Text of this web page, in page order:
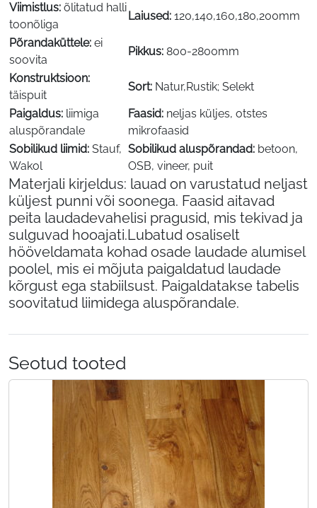
Viimistlus: õlitatud halli
toonõliga
Laiused: 120,140,160,180,200mm
Põrandaküttele: ei
soovita
Pikkus: 800-2800mm
Konstruktsioon:
täispuit
Sort: Natur,Rustik; Selekt
Paigaldus: liimiga
aluspõrandale
Faasid: neljas küljes, otstes
mikrofaasid
Sobilikud liimid: Stauf,
Wakol
Sobilikud aluspõrandad: betoon,
OSB, vineer, puit
Materjali kirjeldus: lauad on varustatud neljast
küljest punni või soonega. Faasid aitavad
peita laudadevahelisi pragusid, mis tekivad ja
sulguvad hooajati.Lubatud osaliselt
hööveldamata kohad osade laudade alumisel
poolel, mis ei mõjuta paigaldatud laudade
kõrgust ega stabiilsust. Paigaldatakse tabelis
soovitatud liimidega aluspõrandale.
Seotud tooted